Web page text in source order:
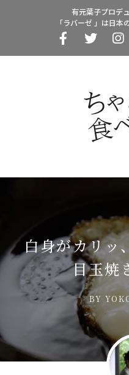
有元葉子プロデ
「ラバーゼ 」は日本
白身がカリッ
目玉焼
BY